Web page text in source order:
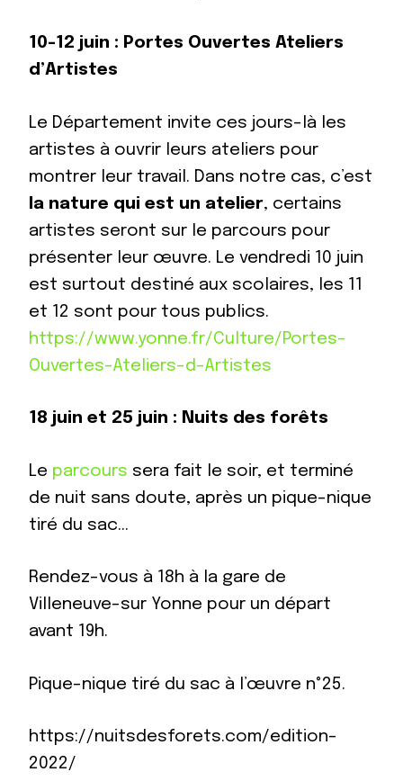
10-12 juin : Portes Ouvertes Ateliers
d’Artistes
Le Département invite ces jours-là les
artistes à ouvrir leurs ateliers pour
montrer leur travail. Dans notre cas, c’est
la nature qui est un atelier, certains
artistes seront sur le parcours pour
présenter leur œuvre. Le vendredi 10 juin
est surtout destiné aux scolaires, les 11
et 12 sont pour tous publics.
https://www.yonne.fr/Culture/Portes-
Ouvertes-Ateliers-d-Artistes
18 juin et 25 juin : Nuits des forêts
Le parcours sera fait le soir, et terminé
de nuit sans doute, après un pique-nique
tiré du sac…
Rendez-vous à 18h à la gare de
Villeneuve-sur Yonne pour un départ
avant 19h.
Pique-nique tiré du sac à l’œuvre n°25.
https://nuitsdesforets.com/edition-
2022/